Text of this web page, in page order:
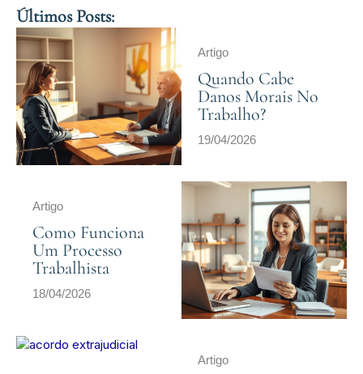
Últimos Posts:
Artigo
Quando Cabe
Danos Morais No
Trabalho?
19/04/2026
Artigo
Como Funciona
Um Processo
Trabalhista
18/04/2026
Artigo